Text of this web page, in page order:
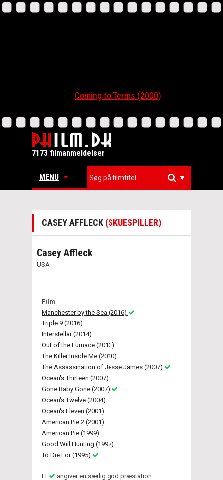
Coming to Terms (2000)
7173 filmanmeldelser
MENU ▼
CASEY AFFLECK (SKUESPILLER)
Casey Affleck
USA
Film
Manchester by the Sea (2016)
Triple 9 (2016)
Interstellar (2014)
Out of the Furnace (2013)
The Killer Inside Me (2010)
The Assassination of Jesse James (2007)
Ocean's Thirteen (2007)
Gone Baby Gone (2007)
Ocean's Twelve (2004)
Ocean's Eleven (2001)
American Pie 2 (2001)
American Pie (1999)
Good Will Hunting (1997)
To Die For (1995)
Et
angiver en særlig god præstation